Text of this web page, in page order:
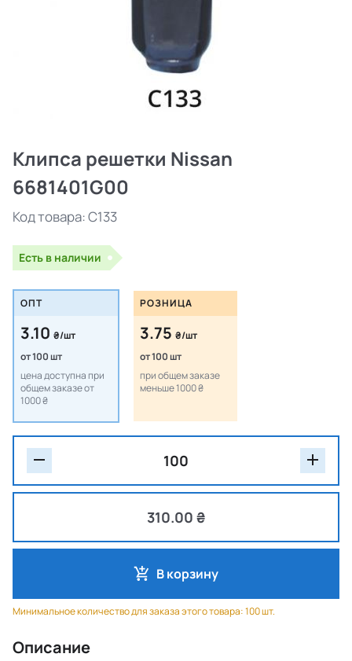
Клипса решетки Nissan
6681401G00
Код товара:C133
Есть в наличии
ОПТ
3.10 ₴/шт
от 100 шт
цена доступна при
общем заказе от
1000 ₴
РОЗНИЦА
3.75 ₴/шт
от 100 шт
при общем заказе
меньше 1000 ₴
310.00 ₴
В корзину
Минимальное количество для заказа этого товара: 100 шт.
Описание